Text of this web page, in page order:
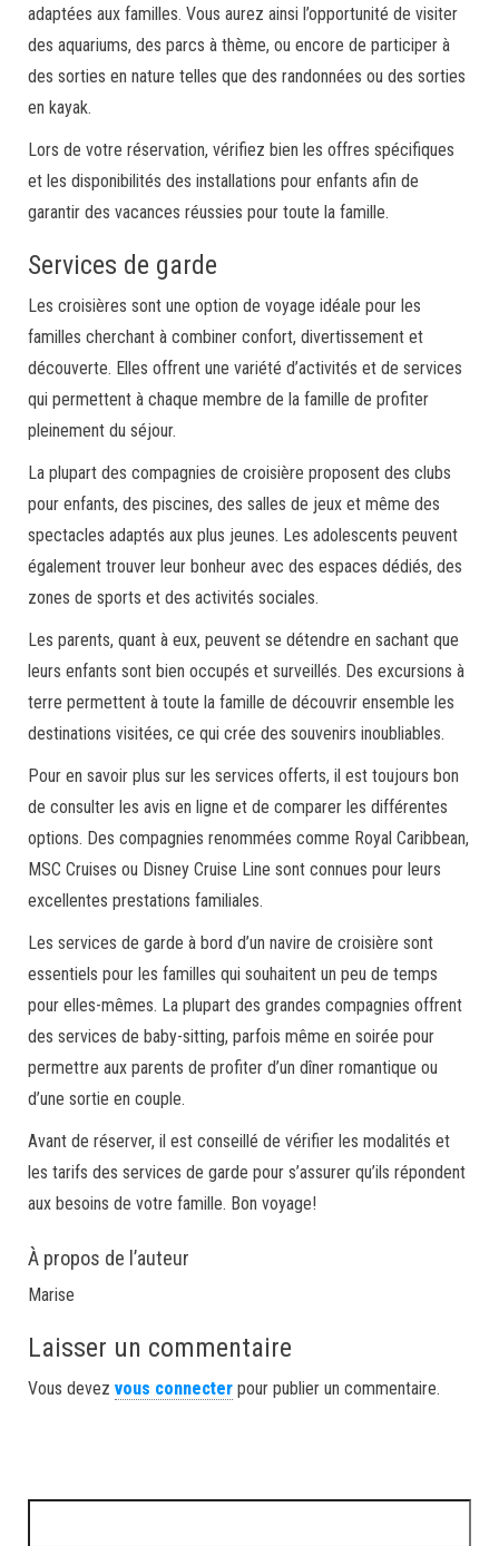
adaptées aux familles. Vous aurez ainsi l’opportunité de visiter
des aquariums, des parcs à thème, ou encore de participer à
des sorties en nature telles que des randonnées ou des sorties
en kayak.
Lors de votre réservation, vérifiez bien les offres spécifiques
et les disponibilités des installations pour enfants afin de
garantir des vacances réussies pour toute la famille.
Services de garde
Les croisières sont une option de voyage idéale pour les
familles cherchant à combiner confort, divertissement et
découverte. Elles offrent une variété d’activités et de services
qui permettent à chaque membre de la famille de profiter
pleinement du séjour.
La plupart des compagnies de croisière proposent des clubs
pour enfants, des piscines, des salles de jeux et même des
spectacles adaptés aux plus jeunes. Les adolescents peuvent
également trouver leur bonheur avec des espaces dédiés, des
zones de sports et des activités sociales.
Les parents, quant à eux, peuvent se détendre en sachant que
leurs enfants sont bien occupés et surveillés. Des excursions à
terre permettent à toute la famille de découvrir ensemble les
destinations visitées, ce qui crée des souvenirs inoubliables.
Pour en savoir plus sur les services offerts, il est toujours bon
de consulter les avis en ligne et de comparer les différentes
options. Des compagnies renommées comme Royal Caribbean,
MSC Cruises ou Disney Cruise Line sont connues pour leurs
excellentes prestations familiales.
Les services de garde à bord d’un navire de croisière sont
essentiels pour les familles qui souhaitent un peu de temps
pour elles-mêmes. La plupart des grandes compagnies offrent
des services de baby-sitting, parfois même en soirée pour
permettre aux parents de profiter d’un dîner romantique ou
d’une sortie en couple.
Avant de réserver, il est conseillé de vérifier les modalités et
les tarifs des services de garde pour s’assurer qu’ils répondent
aux besoins de votre famille. Bon voyage!
À propos de l’auteur
Marise
Laisser un commentaire
Vous devez vous connecter pour publier un commentaire.